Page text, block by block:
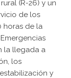
(R-26) y un
de los
horas de la
la llegada a
los
y